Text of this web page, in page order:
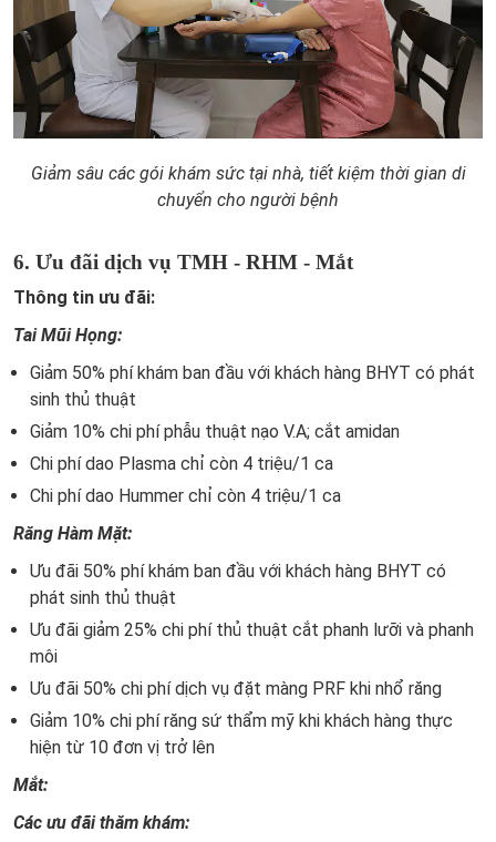
Giảm sâu các gói khám sức tại nhà, tiết kiệm thời gian di
chuyển cho người bệnh
6. Ưu đãi dịch vụ TMH - RHM - Mắt
Thông tin ưu đãi:
Tai Mũi Họng:
Giảm 50% phí khám ban đầu với khách hàng BHYT có phát
sinh thủ thuật
Giảm 10% chi phí phẫu thuật nạo V.A; cắt amidan
Chi phí dao Plasma chỉ còn 4 triệu/1 ca
Chi phí dao Hummer chỉ còn 4 triệu/1 ca
Răng Hàm Mặt:
Ưu đãi 50% phí khám ban đầu với khách hàng BHYT có
phát sinh thủ thuật
Ưu đãi giảm 25% chi phí thủ thuật cắt phanh lưỡi và phanh
môi
Ưu đãi 50% chi phí dịch vụ đặt màng PRF khi nhổ răng
Giảm 10% chi phí răng sứ thẩm mỹ khi khách hàng thực
hiện từ 10 đơn vị trở lên
Mắt:
Các ưu đãi thăm khám: